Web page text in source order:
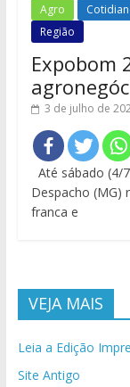
Agro
Região
Expobom
3 de julho de
Até sábado (4/
Despacho (MG)
franca e
VEJA MAIS
Leia a Edição
Site Antigo